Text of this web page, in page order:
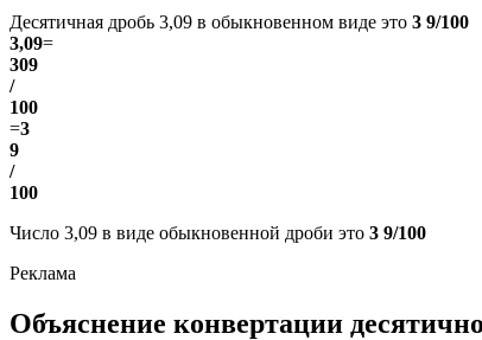
Десятичная дробь 3,09 в обыкновенном виде это 3 9/100
3,09=
309
/
100
=3
9
/
100
Число 3,09 в виде обыкновенной дроби это 3 9/100
Объяснение конвертации